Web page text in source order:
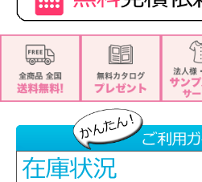
★ 関連シリーズを全て見る